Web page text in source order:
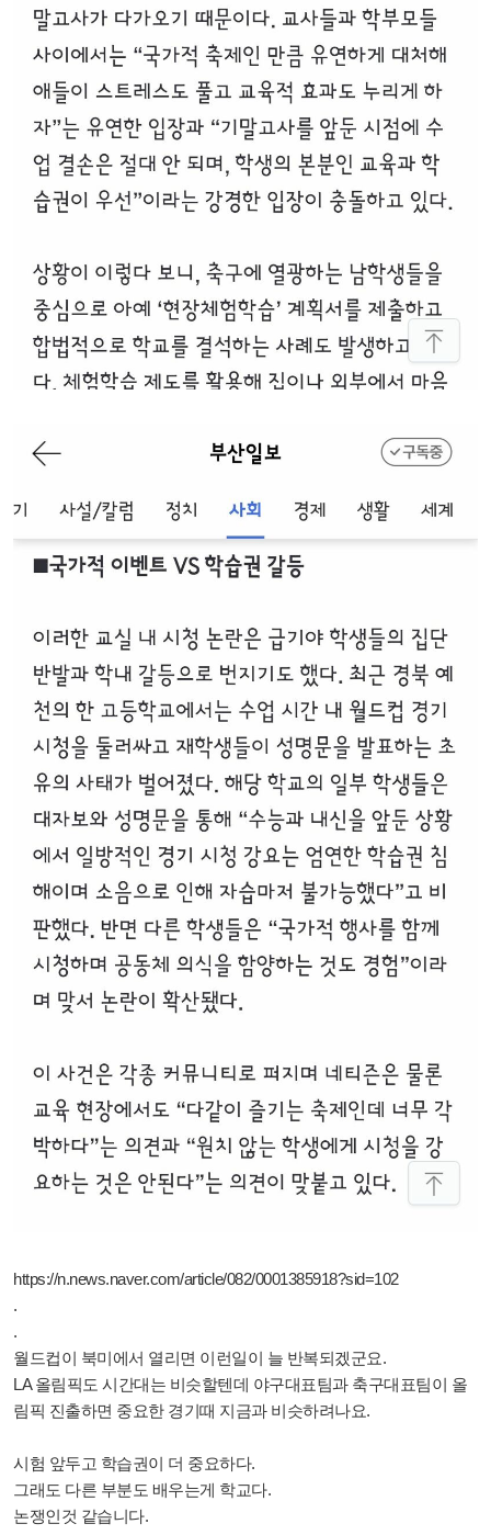
https://n.news.naver.com/article/082/0001385918?sid=102
.
.
월드컵이 북미에서 열리면 이런일이 늘 반복되겠군요.
LA 올림픽도 시간대는 비슷할텐데 야구대표팀과 축구대표팀이 올
림픽 진출하면 중요한 경기때 지금과 비슷하려나요.
시험 앞두고 학습권이 더 중요하다.
그래도 다른 부분도 배우는게 학교다.
논쟁인것 같습니다.